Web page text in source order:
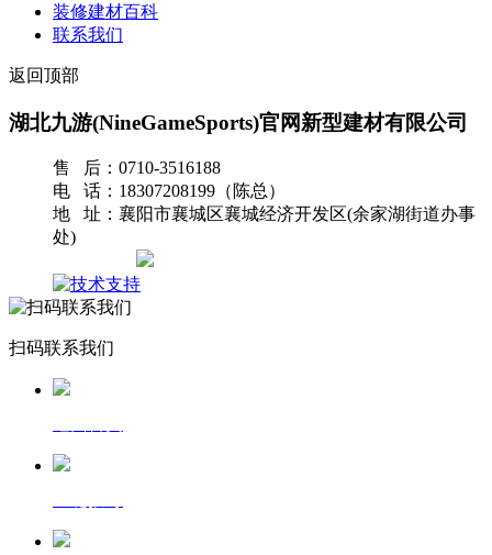
装修建材百科
联系我们
返回顶部
湖北九游(NineGameSports)官网新型建材有限公司
售 后：0710-3516188
电 话：18307208199（陈总）
地 址：襄阳市襄城区襄城经济开发区(余家湖街道办事
处)
扫码联系我们